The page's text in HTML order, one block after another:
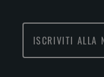
ISCRIVITI ALLA